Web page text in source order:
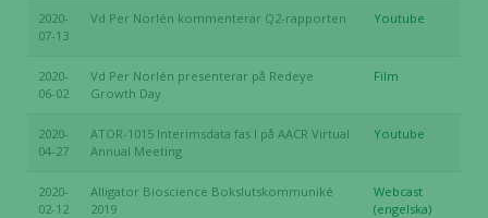
2020-
07-13
Vd Per Norlén kommenterar Q2-rapporten Youtube
2020-
06-02
Vd Per Norlén presenterar på Redeye
Growth Day
Film
2020-
04-27
ATOR-1015 Interimsdata fas I på AACR Virtual
Annual Meeting
Youtube
2020-
02-12
Alligator Bioscience Bokslutskommuniké
2019
Webcast
(engelska)
hemsidan.
Genom att dela
beteende när du